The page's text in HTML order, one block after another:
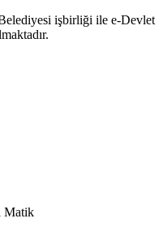
işbirliği ile e-Devlet
Matik